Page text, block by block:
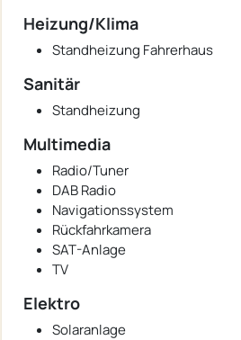
Heizung/Klima
Standheizung Fahrerhaus
Sanitär
Standheizung
Multimedia
Radio/Tuner
DAB Radio
Navigationssystem
Rückfahrkamera
SAT-Anlage
TV
Elektro
Solaranlage